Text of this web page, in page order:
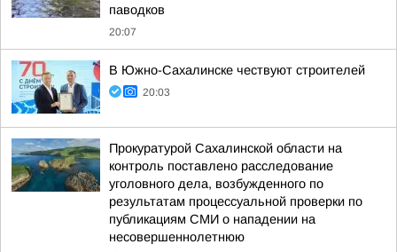
паводков
20:07
В Южно-Сахалинске чествуют строителей
20:03
Прокуратурой Сахалинской области на
контроль поставлено расследование
уголовного дела, возбужденного по
результатам процессуальной проверки по
публикациям СМИ о нападении на
несовершеннолетнюю